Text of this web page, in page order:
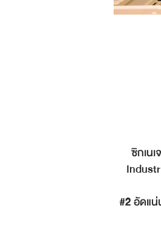
ซิกเน
#2อัดแน่